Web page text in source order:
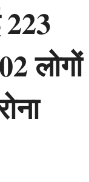
लोगों